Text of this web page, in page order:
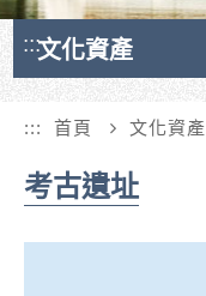
:::文化資產
::: 首頁 文化資產
考古遺址